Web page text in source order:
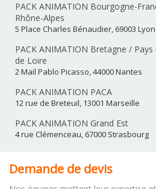
PACK ANIMATION Bourgogne-
Rhône-Alpes
5 Place Charles Bénaudier, 69003 Lyon
PACK ANIMATION Bretagne /
de Loire
2 Mail Pablo Picasso, 44000 Nantes
PACK ANIMATION PACA
12 rue de Breteuil, 13001 Marseille
PACK ANIMATION Grand Est
4 rue Clémenceau, 67000 Strasbourg
Demande de devis